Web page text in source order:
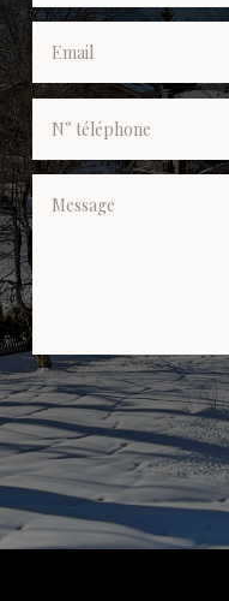
Alternative: